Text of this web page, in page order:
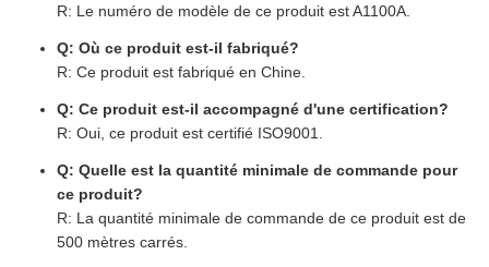
R: Le numéro de modèle de ce produit est A1100A.
Q: Où ce produit est-il fabriqué?
R: Ce produit est fabriqué en Chine.
Q: Ce produit est-il accompagné d'une certification?
R: Oui, ce produit est certifié ISO9001.
Q: Quelle est la quantité minimale de commande pour
ce produit?
R: La quantité minimale de commande de ce produit est de
500 mètres carrés.